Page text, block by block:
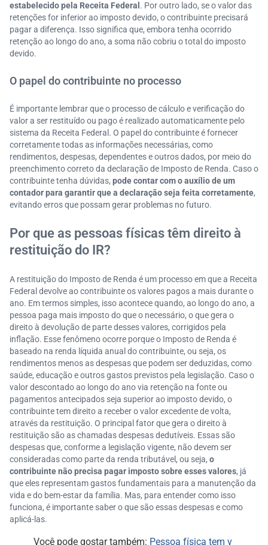
estabelecido pela Receita Federal . Por outro lado, se o valor das
retenções for inferior ao imposto devido, o contribuinte precisará
pagar a diferença. Isso significa que, embora tenha ocorrido
retenção ao longo do ano, a soma não cobriu o total do imposto
devido.
O papel do contribuinte no processo
É importante lembrar que o processo de cálculo e verificação do
valor a ser restituído ou pago é realizado automaticamente pelo
sistema da Receita Federal. O papel do contribuinte é fornecer
corretamente todas as informações necessárias, como
rendimentos, despesas, dependentes e outros dados, por meio do
preenchimento correto da declaração de Imposto de Renda. Caso o
contribuinte tenha dúvidas, pode contar com o auxílio de um
contador para garantir que a declaração seja feita corretamente,
evitando erros que possam gerar problemas no futuro.
Por que as pessoas físicas têm direito à
restituição do IR?
A restituição do Imposto de Renda é um processo em que a Receita
Federal devolve ao contribuinte os valores pagos a mais durante o
ano. Em termos simples, isso acontece quando, ao longo do ano, a
pessoa paga mais imposto do que o necessário, o que gera o
direito à devolução de parte desses valores, corrigidos pela
inflação. Esse fenômeno ocorre porque o Imposto de Renda é
baseado na renda líquida anual do contribuinte, ou seja, os
rendimentos menos as despesas que podem ser deduzidas, como
saúde, educação e outros gastos previstos pela legislação. Caso o
valor descontado ao longo do ano via retenção na fonte ou
pagamentos antecipados seja superior ao imposto devido, o
contribuinte tem direito a receber o valor excedente de volta,
através da restituição. O principal fator que gera o direito à
restituição são as chamadas despesas dedutíveis. Essas são
despesas que, conforme a legislação vigente, não devem ser
consideradas como parte da renda tributável, ou seja, o
contribuinte não precisa pagar imposto sobre esses valores, já
que eles representam gastos fundamentais para a manutenção da
vida e do bem-estar da família. Mas, para entender como isso
funciona, é importante saber o que são essas despesas e como
aplicá-las.
Você pode gostar também: Pessoa física tem v